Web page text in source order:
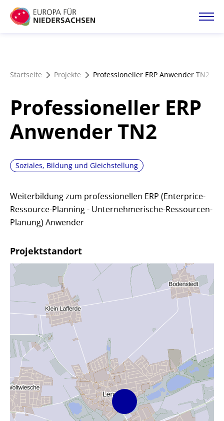
Direkt
zum
Förderangebote
Startseite Projekte Professioneller ERP Anwender TN2
Professioneller ERP
Anwender TN2
Soziales, Bildung und Gleichstellung
Weiterbildung zum professionellen ERP (Enterprice-
Ressource-Planning - Unternehmerische-Ressourcen-
Planung) Anwender
Projektstandort